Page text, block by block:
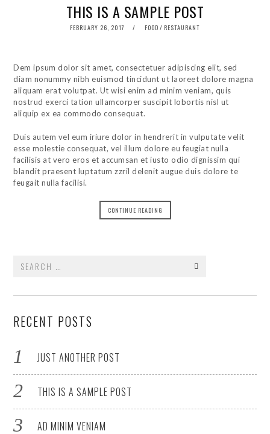
THIS IS A SAMPLE POST
POSTED
FEBRUARY 26, 2017 FOOD / RESTAURANT
Dem ipsum dolor sit amet, consectetuer adipiscing elit, sed
diam nonummy nibh euismod tincidunt ut laoreet dolore magna
aliquam erat volutpat. Ut wisi enim ad minim veniam, quis
nostrud exerci tation ullamcorper suscipit lobortis nisl ut
aliquip ex ea commodo consequat.
Duis autem vel eum iriure dolor in hendrerit in vulputate velit
esse molestie consequat, vel illum dolore eu feugiat nulla
facilisis at vero eros et accumsan et iusto odio dignissim qui
blandit praesent luptatum zzril delenit augue duis dolore te
feugait nulla facilisi.
CONTINUE READING
for:
RECENT POSTS
JUST ANOTHER POST
THIS IS A SAMPLE POST
AD MINIM VENIAM